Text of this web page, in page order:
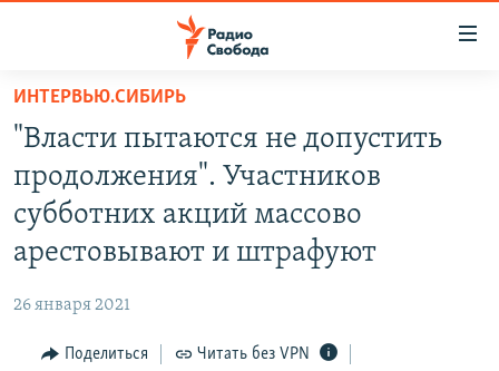
упрощенного
доступа
основному
содержанию
Вернутся
навигации
ПРОГРАММЫ
АВТОРСКИЕ ПРОЕКТЫ
КУЛЬТУРА
IDEL.РЕАЛИИ
ИНТЕРВЬЮ.СИБИРЬ
"Власти пытаются не допустить
продолжения". Участников
субботних акций массово
арестовывают и штрафуют
26 января 2021
Поделиться Читать без VPN